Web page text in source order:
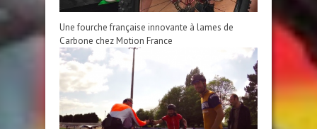
Une fourche française innovante à lames de
Carbone chez Motion France